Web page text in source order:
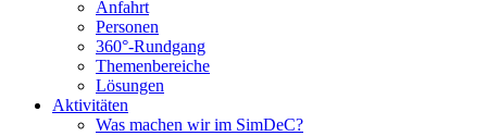
Anfahrt
Personen
360°-Rundgang
Themenbereiche
Lösungen
Aktivitäten
Was machen wir im SimDeC?